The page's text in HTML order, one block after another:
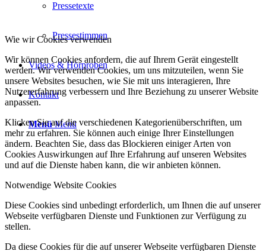
Pressetexte
Pressestimmen
Videos & Hörproben
Kontakt
Menü Menü
Wie wir Cookies verwenden
Wir können Cookies anfordern, die auf Ihrem Gerät eingestellt
werden. Wir verwenden Cookies, um uns mitzuteilen, wenn Sie
unsere Websites besuchen, wie Sie mit uns interagieren, Ihre
Nutzererfahrung verbessern und Ihre Beziehung zu unserer Website
anpassen.
Klicken Sie auf die verschiedenen Kategorienüberschriften, um
mehr zu erfahren. Sie können auch einige Ihrer Einstellungen
ändern. Beachten Sie, dass das Blockieren einiger Arten von
Cookies Auswirkungen auf Ihre Erfahrung auf unseren Websites
und auf die Dienste haben kann, die wir anbieten können.
Notwendige Website Cookies
Diese Cookies sind unbedingt erforderlich, um Ihnen die auf unserer
Webseite verfügbaren Dienste und Funktionen zur Verfügung zu
stellen.
Da diese Cookies für die auf unserer Webseite verfügbaren Dienste